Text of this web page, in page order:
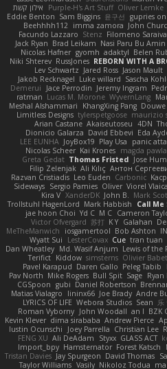
אילון קשת
Purple-H's Art Stuff Oliver Lemke
Eddie Benton Sam Biggins 윤구선 gupries
Beehhhh112 imma zamora John
Facundo Lazzaro Stenz Filomeno Saraiva
Jack Ryan Brad Leikam Nasi Paru Bu Amin
Nicolas Hafner gyomh adaktyl Belen
Niki Shterev RussJones REBORN WITH A
Lev Schwartz Jared Ross Jason Mault
Jakob Recknagel Luke willard Sascha
Demerui
Jace Perrodin Jeremy Ingram
ratman Lucas M. Morone WyvernLang
Meshal Alshammari
KhangXing Pang Douwe
Limitless Designs tylerspetgoose maurizio
Arian Castane Akaiseutoseu 4DN
Dionicio Galarza David Ebbevi Eda
LEE EUNHA JoyBox19 Play Usa panic
Nicolas Scheer Kai Krones magda
Greta Gedat Thomas Fristed Jose
Filip Zelenjak Ali Kılıç Антон
Razvan Cristiadis Leo Euden Carbonic
Sideways Sergio Pamies Oliver Viorel
Kira V XanderDK John B. Mark
Trollstuhl HagenLord Mark Habbish Call Me
jae hoon Choi Yd C M C Cameron
Victor Ofvergard 苏打 K Y Galahan
MeTheManwich
iosgamertool Bob Ashton
Wyatt Sui
LesterCovax Cue tran tuan
Dan Wheatley Md. Wasif Anjum Lewis of the
Terifict Kiddow simsterns Olivier Babet
Pavel Karapud Daren Gallo Peleg Tabib
Pav North Mike Rogers Bull Spit Sage Ryan
CGSpoon gubi Daniel Robertson
Matias Vialagro
lininx66 Joe Brady Andre
LYRICS OF LIFE Webora Studios Sean 乐
Roman Vyborny John Woodall an l BZK
Kevin Klever dima sirababa Andrew Pierce
Iustin Ocunschi
Joey Parrella Christian Lee
FENG XU Ali DeAdam Styxx GLASS ACT
Import_bpy Hamsternator Forest Katsch
Tristan Davies Jay Spurgeon David Thomas
Taylor Williams Vasily Nikoloz Todua